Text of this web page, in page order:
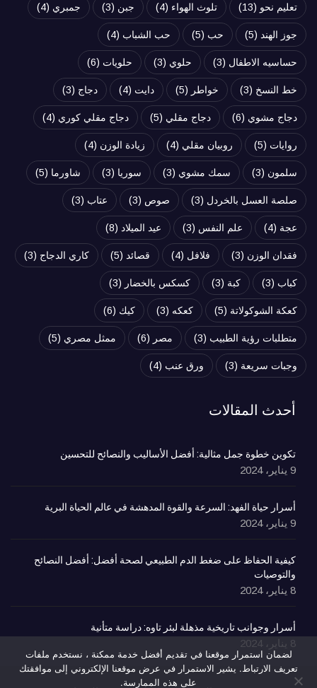
تعليم نحو (13) تلوث الهواء (4) جبن (3) جمبري (4)
جوز الهند (5) حب (5) حب الشباب (4)
حساسيه الاطفال (3) حلوي (3) حلويات (6)
خط النسخ (3) خواطر (5) دايت (4) دجاج (3)
دجاج مشوي (6) دجاج مقلي (5) دجاج مقلي كوري (4)
روايات (5) روبيان مقلي (4) زيادة الوزن (4)
سلمون (3) سمك مشوي (3) سوريا (3) شاورما (5)
صلصة العسل بالخردل (3) صوص (3) عتاب (3)
عجة (4) علم النفس (3) عيد الميلاد (8)
فقدان الوزن (3) فلافل (4) قصائد (5) كاري الدجاج (3)
كباب (3) كبة (3) كسكس بالخضار (3)
كعكة الشوكولاتة (5) كعكه (3) كيك (6)
متطلبات رؤية الطبيب (3) مصر (6) ممثل مصري (5)
وجبات سريعة (3) ورق عنب (4)
أحدث المقالات
تكوين خطوة جمل مثالية: أفضل الأساليب والنصائح للتحسين
9 يناير، 2024
أسرار حياة الفهد: السرعة والقوة المدهشة في عالم الحياة البرية
9 يناير، 2024
كيفية الحفاظ على ضغط الدم الطبيعي لصحة أفضل: أفضل النصائح
والتوصيات
8 يناير، 2024
أسرار وجوانب تاريخية مذهلة لبئر تاوه: دراسة متأنية
8 يناير، 2024
لضمان استمرار موقعنا في تقديم أفضل خدمة ممكنة ، نستخدم ملفات
تعريف الارتباط. يشير الاستمرار في عرض موقعنا الإلكتروني إلى موافقتك
على هذه الممارسة.